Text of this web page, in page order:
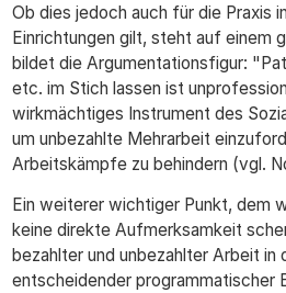
Ob dies jedoch auch für die Praxis
Einrichtungen gilt, steht auf einem
bildet die Argumentationsfigur:
etc. im Stich lassen ist
wirkmächtiges Instrument des
um unbezahlte Mehrarbeit
Arbeitskämpfe zu behindern (vgl.
Ein weiterer wichtiger Punkt, dem
keine direkte Aufmerksamkeit
bezahlter und unbezahlter Arbeit in
entscheidender programmatischer